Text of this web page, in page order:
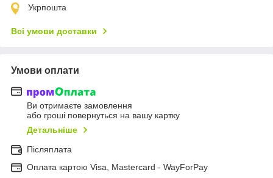
Укрпошта
Всі умови доставки
Умови оплати
Ви отримаєте замовлення
або гроші повернуться на вашу картку
Детальніше
Післяплата
Оплата картою Visa, Mastercard - WayForPay